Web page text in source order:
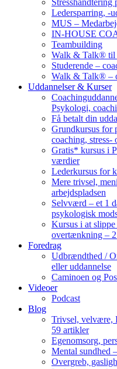
Stresshåndtering
Ledersparring, -
MUS –
IN-HOUSE
Teambuilding
Walk & Talk® til
Studerende –
Walk & Talk® –
Uddannelser & Kurser
Psykologi,
Få betalt din
Grundkursus for
coaching, stress-
Gratis* kursus i
værdier
Lederkursus for
Mere trivsel,
arbejdspladsen
Selvværd – et 1
psykologisk
Kursus i at
overtænkning – 2
Foredrag
Udbrændthed /
eller uddannelse
Caminoen og
Videoer
Podcast
Blog
Trivsel, velvære,
59 artikler
Egenomsorg,
Mental sundhed
Overgreb,